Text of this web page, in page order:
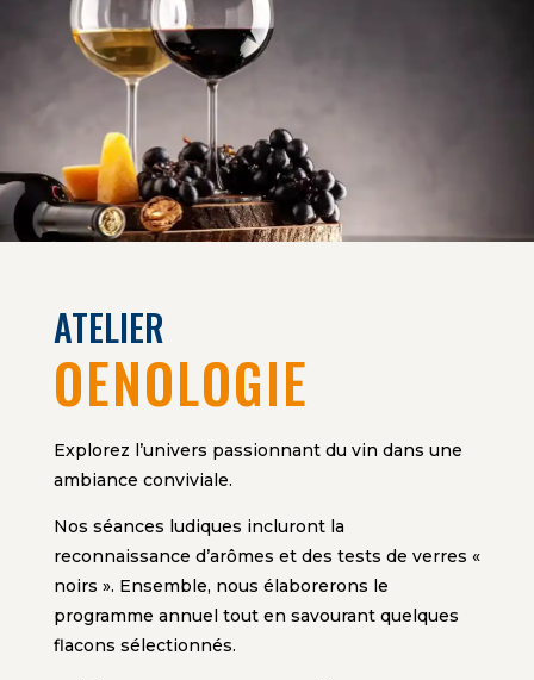
ATELIER
OENOLOGIE
Explorez l’univers passionnant du vin dans une
ambiance conviviale.
Nos séances ludiques incluront la
reconnaissance d’arômes et des tests de verres «
noirs ». Ensemble, nous élaborerons le
programme annuel tout en savourant quelques
flacons sélectionnés.